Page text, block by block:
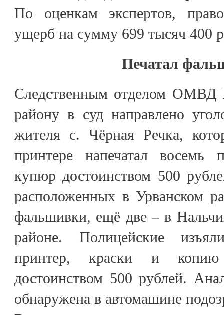
По оценкам экспертов,
ущерб на сумму 699 тысяч 400
Печатал
Следственным отделом ОМВД
району в суд направлено
жителя с. Чёрная Речка,
принтере напечатал восемь
купюр достоинством 500
расположенных в Урванском
фальшивки, ещё две – в
районе. Полицейские
принтер, краски и
достоинством 500 рублей.
обнаружена в автомашине